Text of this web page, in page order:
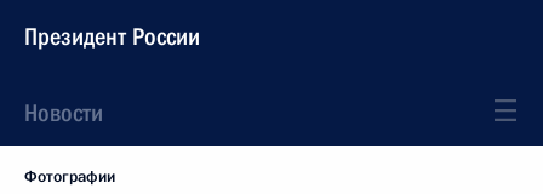
Президент России
Новости
Фотографии